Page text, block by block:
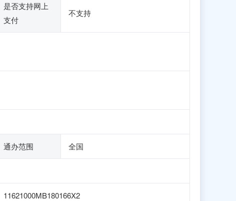
是否支持网上
支付
不支持
通办范围 全国
11621000MB180166X2